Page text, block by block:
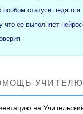
статусе педагога
ее выполняет
УЧИТЕЛЮ
на